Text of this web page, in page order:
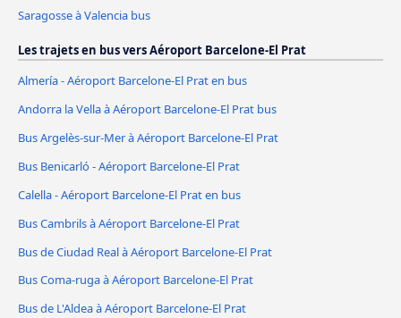
Saragosse à Valencia bus
Les trajets en bus vers Aéroport Barcelone-El Prat
Almería - Aéroport Barcelone-El Prat en bus
Andorra la Vella à Aéroport Barcelone-El Prat bus
Bus Argelès-sur-Mer à Aéroport Barcelone-El Prat
Bus Benicarló - Aéroport Barcelone-El Prat
Calella - Aéroport Barcelone-El Prat en bus
Bus Cambrils à Aéroport Barcelone-El Prat
Bus de Ciudad Real à Aéroport Barcelone-El Prat
Bus Coma-ruga à Aéroport Barcelone-El Prat
Bus de L'Aldea à Aéroport Barcelone-El Prat